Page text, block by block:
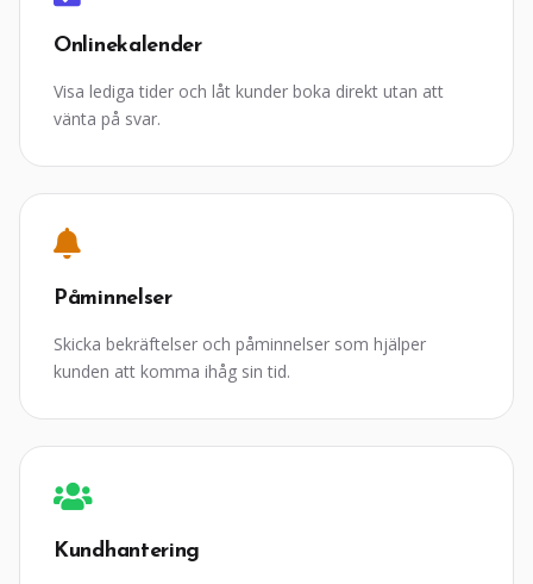
Onlinekalender
Visa lediga tider och låt kunder boka direkt utan att
vänta på svar.
Påminnelser
Skicka bekräftelser och påminnelser som hjälper
kunden att komma ihåg sin tid.
Kundhantering